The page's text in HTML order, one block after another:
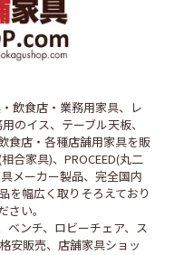
飲食店・業務用家具、レ
のイス、テーブル天板、
食店・各種店舗用家具を販
合家具)、PROCEED(丸二
メーカー製品、完全国内
を幅広く取りそろえており
い。
ベンチ、ロビーチェア、ス
安販売、店舗家具ショッ